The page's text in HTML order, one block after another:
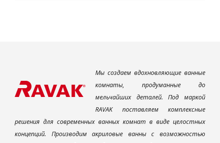
Мы создаем вдохновляющие ванные
комнаты, продуманные до
мельчайших деталей. Под маркой
RAVAK поставляем комплексные
решения для современных ванных комнат в виде целостных
концепций. Производим акриловые ванны с возможностью